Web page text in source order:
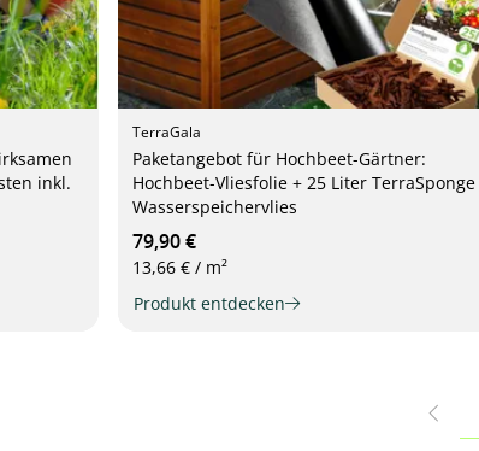
inkl.
TerraGala
Paketangebot für Hochbeet-Gärtner:
Hochbeet-Vliesfolie + 25 Liter TerraSponge
Wasserspeichervlies
79,90 €
13,66 € / m²
Produkt entdecken